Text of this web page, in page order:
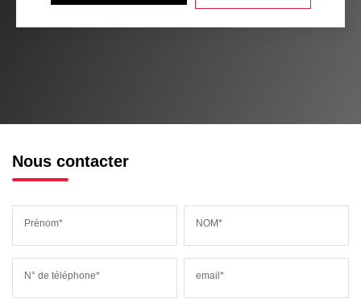
Nous contacter
Prénom* NOM*
N° de téléphone* email*